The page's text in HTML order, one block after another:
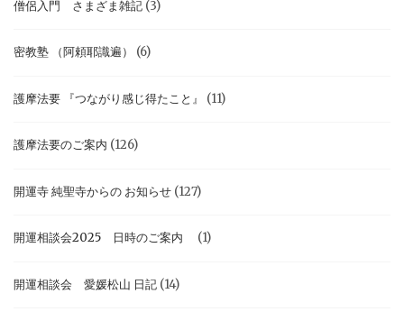
僧侶入門 さまざま雑記 (3)
密教塾 （阿頼耶識遍） (6)
護摩法要 『つながり感じ得たこと』 (11)
護摩法要のご案内 (126)
開運寺 純聖寺からの お知らせ (127)
開運相談会2025 日時のご案内 (1)
開運相談会 愛媛松山 日記 (14)